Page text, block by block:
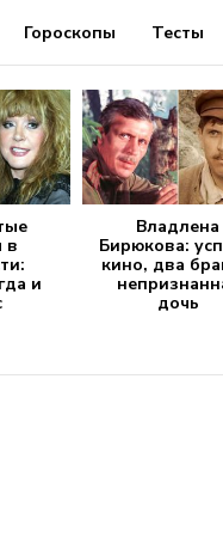
Гороскопы Тесты
в
и
Владлена
Бирюкова:
кино, два
дочь